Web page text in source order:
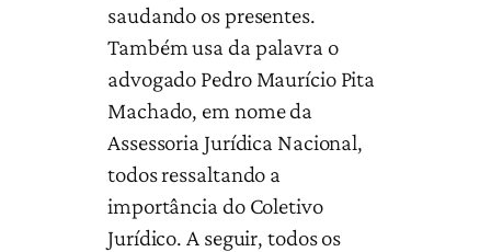
saudando os presentes.
Também usa da palavra o
advogado Pedro Maurício Pita
Machado, em nome da
Assessoria Jurídica Nacional,
todos ressaltando a
importância do Coletivo
Jurídico. A seguir, todos os